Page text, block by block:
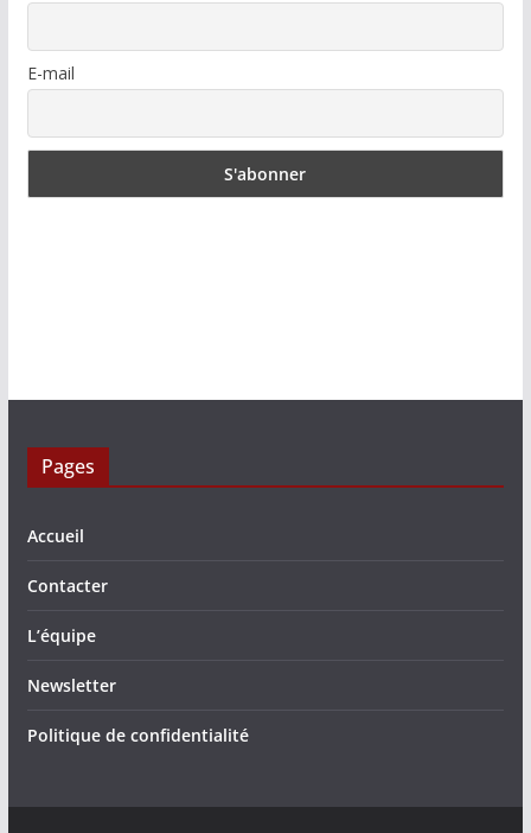
E-mail
Pages
Accueil
Contacter
L’équipe
Newsletter
Politique de confidentialité